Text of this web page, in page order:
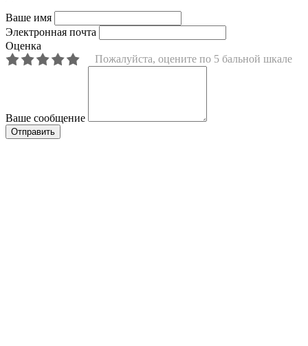
Ваше имя
Электронная почта
Оценка
Пожалуйста, оцените по 5 бальной шкале
Ваше сообщение